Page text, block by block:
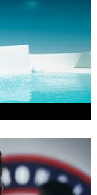
lång meritlista och är